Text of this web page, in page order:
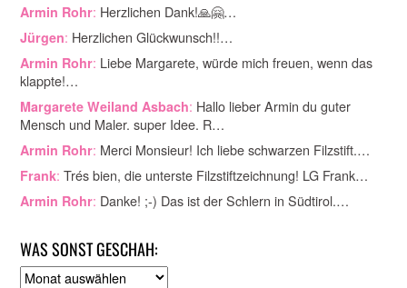
Armin Rohr: Herzlichen Dank!🙏🤗…
Jürgen: Herzlichen Glückwunsch!!…
Armin Rohr: Liebe Margarete, würde mich freuen, wenn das
klappte!…
Margarete Weiland Asbach: Hallo lieber Armin du guter
Mensch und Maler. super Idee. R…
Armin Rohr: Merci Monsieur! Ich liebe schwarzen Filzstift.…
Frank: Trés bien, die unterste Filzstiftzeichnung! LG Frank…
Armin Rohr: Danke! ;-) Das ist der Schlern in Südtirol.…
WAS SONST GESCHAH:
A